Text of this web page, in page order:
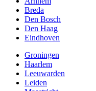
Breda
Den Bosch
Den Haag
Eindhoven
Groningen
Haarlem
Leeuwarden
Leiden